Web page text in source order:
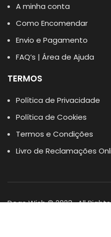
A minha conta
Como Encomendar
Envio e Pagamento
FAQ’s | Área de Ajuda
TERMOS
Política de Privacidade
Política de Cookies
Termos e Condições
Livro de Reclamações
Dogs Wish © 2023 . All